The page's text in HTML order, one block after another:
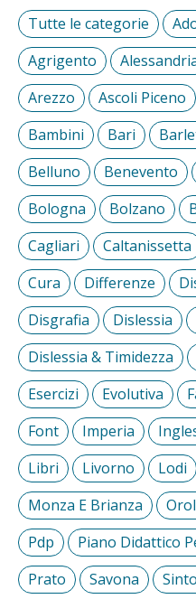
Tutte le categorie
Agrigento
Arezzo
Ascoli Piceno
Bambini
Bari
Belluno
Benevento
Bologna
Bolzano
Cagliari
Caltanissetta
Cura
Differenze
Disgrafia
Dislessia
Dislessia & Timidezza
Esercizi
Evolutiva
Font
Imperia
Libri
Livorno Lodi
Monza E Brianza
Pdp
Piano Didattico
Prato
Savona